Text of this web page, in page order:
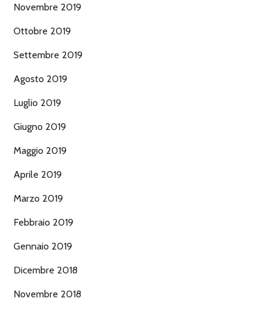
Novembre 2019
Ottobre 2019
Settembre 2019
Agosto 2019
Luglio 2019
Giugno 2019
Maggio 2019
Aprile 2019
Marzo 2019
Febbraio 2019
Gennaio 2019
Dicembre 2018
Novembre 2018